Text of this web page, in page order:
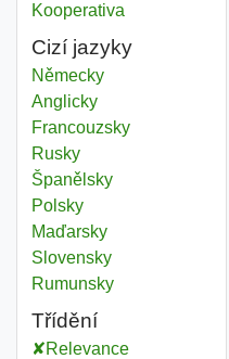
Kooperativa
Cizí jazyky
Německy
Anglicky
Francouzsky
Rusky
Španělsky
Polsky
Maďarsky
Slovensky
Rumunsky
Třídění
Relevance